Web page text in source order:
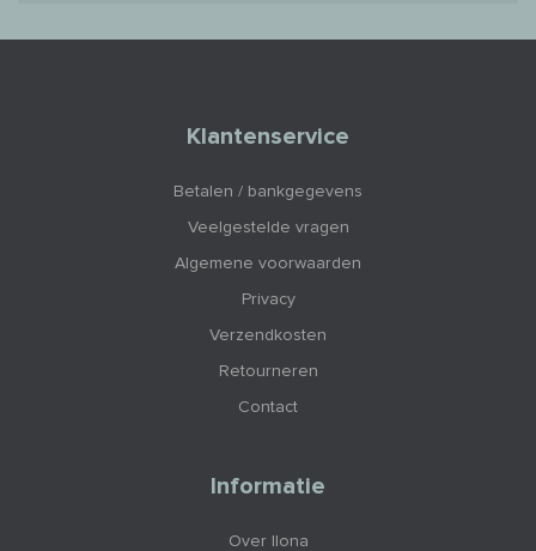
Klantenservice
Betalen / bankgegevens
Veelgestelde vragen
Algemene voorwaarden
Privacy
Verzendkosten
Retourneren
Contact
Informatie
Over Ilona